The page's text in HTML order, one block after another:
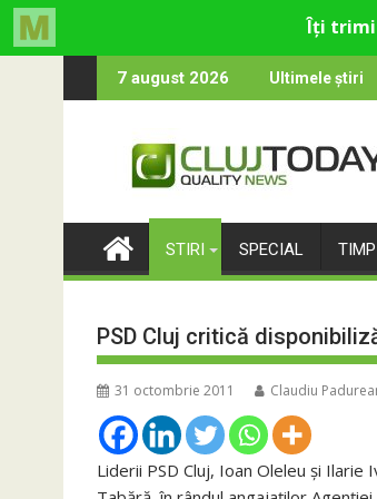
to
7 august 2026 Ultimele știri
români parteneri, în premieră la Fashion
împreună cu StingRIVUS transformă fosta
STIRI SPECIAL
PSD Cluj critică
31 octombrie 2011 Claudiu
Liderii PSD Cluj, Ioan Oleleu și